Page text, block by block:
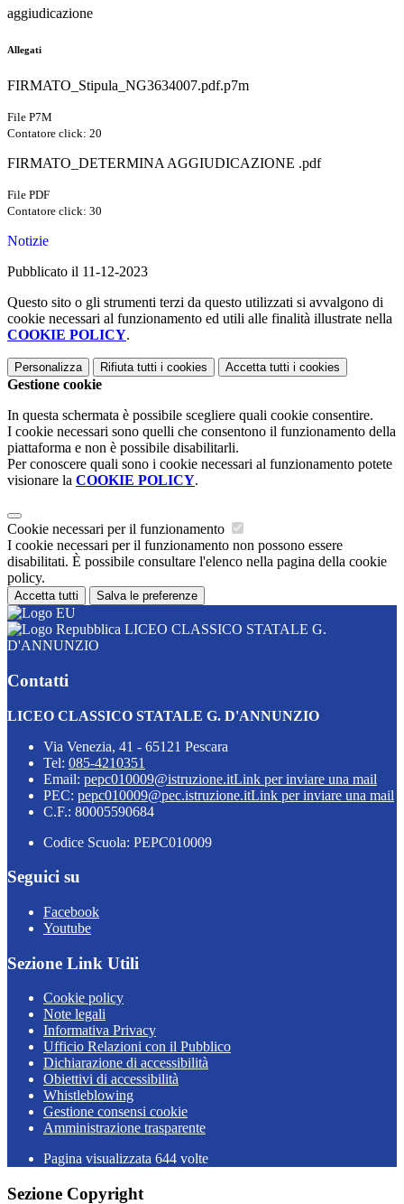
aggiudicazione
Allegati
FIRMATO_Stipula_NG3634007.pdf.p7m
File P7M
Contatore click: 20
FIRMATO_DETERMINA AGGIUDICAZIONE .pdf
File PDF
Contatore click: 30
Notizie
Pubblicato il 11-12-2023
Questo sito o gli strumenti terzi da questo utilizzati si avvalgono di
cookie necessari al funzionamento ed utili alle finalità illustrate nella
COOKIE POLICY.
Personalizza Rifiuta tutti i cookies Accetta tutti i cookies
Gestione cookie
In questa schermata è possibile scegliere quali cookie consentire.
I cookie necessari sono quelli che consentono il funzionamento della
piattaforma e non è possibile disabilitarli.
Per conoscere quali sono i cookie necessari al funzionamento potete
visionare la COOKIE POLICY.
Cookie necessari per il funzionamento
I cookie necessari per il funzionamento non possono essere
disabilitati. È possibile consultare l'elenco nella pagina della cookie
policy.
Accetta tutti Salva le preferenze
LICEO CLASSICO STATALE G.
D'ANNUNZIO
Contatti
LICEO CLASSICO STATALE G. D'ANNUNZIO
Via Venezia, 41 - 65121 Pescara
Tel: 085-4210351
Email: pepc010009@istruzione.itLink per inviare una mail
PEC: pepc010009@pec.istruzione.itLink per inviare una mail
C.F.: 80005590684
Codice Scuola: PEPC010009
Seguici su
Facebook
Youtube
Sezione Link Utili
Cookie policy
Note legali
Informativa Privacy
Ufficio Relazioni con il Pubblico
Dichiarazione di accessibilità
Obiettivi di accessibilità
Whistleblowing
Gestione consensi cookie
Amministrazione trasparente
Pagina visualizzata 644 volte
Sezione Copyright